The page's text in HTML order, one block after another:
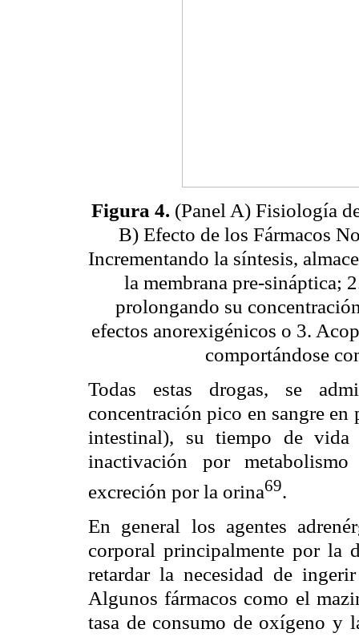
Figura 4. (Panel A) Fisiología
B) Efecto de los Fármacos
Incrementando la síntesis,
la membrana pre-sináptica;
prolongando su
efectos anorexigénicos o 3.
comportándose
Todas estas drogas, se
concentración pico en sangre
intestinal), su tiempo de
inactivación por
excreción por la orina69.
En general los agentes
corporal principalmente por la
retardar la necesidad de
Algunos fármacos como el
tasa de consumo de oxígeno y